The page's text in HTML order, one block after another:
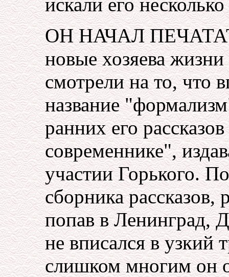
ОН НАЧАЛ
новые хозяева
смотрели на то, что
название
ранних его
современнике",
участии Горького.
сборника
попав в Ленинград,
не вписался в узкий
слишком многим он